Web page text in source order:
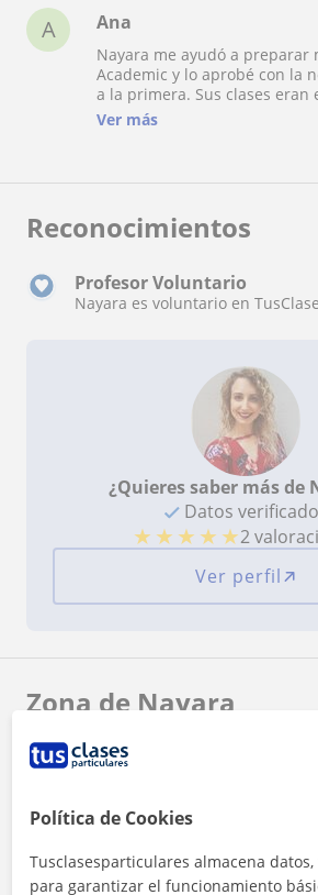
entender el examen al que el
preparación. Volvería a
y no dudaría en valorar
experiencia lectiva.
A Ana
Nayara me ayudó a preparar
Academic y lo aprobé con la
a la primera. Sus clases eran
grupos para poder dedicar
Ver más
Reconocimientos
Profesor Voluntario
Nayara es voluntario en
¿Quieres saber más de
Datos
★ ★ ★ ★ ★2
Ver perfil
Zona de Nayara
Localidades a las que se desplaza
Política de Cookies
Tusclasesparticulares almacena datos,
para garantizar el funcionamiento